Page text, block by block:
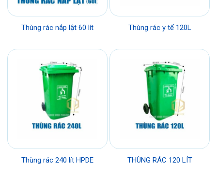
Thùng rác nắp lật 60 lít Thùng rác y tế 120L
Thùng rác 240 lít HPDE THÙNG RÁC 120 LÍT